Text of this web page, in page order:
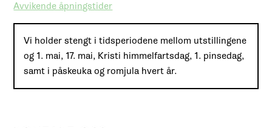
Avvikende åpningstider
Vi holder stengt i tidsperiodene mellom utstillingene
og 1. mai, 17. mai, Kristi himmelfartsdag, 1. pinsedag,
samt i påskeuka og romjula hvert år.